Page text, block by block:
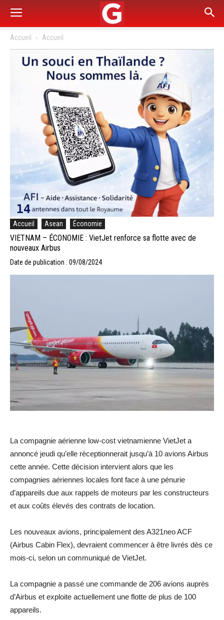
Accueil Accueil
Accueil Asean Économie
VIETNAM – ÉCONOMIE : VietJet renforce sa flotte avec de
nouveaux Airbus
Date de publication : 09/08/2024
La compagnie aérienne low-cost vietnamienne VietJet a
annoncé jeudi qu’elle réceptionnerait jusqu’à 10 avions Airbus
cette année. Cette décision intervient alors que les
compagnies aériennes locales font face à une pénurie
d’appareils due aux rappels de moteurs par les constructeurs
et aux coûts élevés des contrats de location.
Les nouveaux avions, principalement des A321neo ACF
(Airbus Cabin Flex), devraient commencer à être livrés dès ce
mois-ci, selon un communiqué de VietJet.
La compagnie a passé une commande de 206 avions auprès
d’Airbus et exploite actuellement une flotte de plus de 100
appareils.